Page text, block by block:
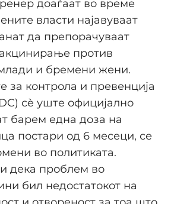
доаѓаат во време
власти најавуваат
да препорачуваат
против
и бремени жени.
за контрола и превенција
сè уште официјално
барем една доза на
постари од 6 месеци, се
во политиката.
дека проблем во
бил недостатокот на